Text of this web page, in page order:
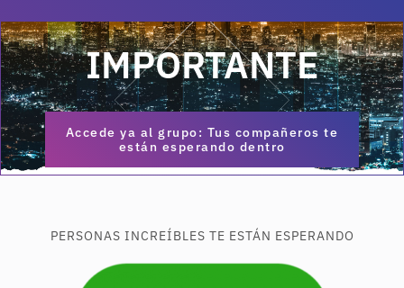
IMPORTANTE
Accede ya al grupo: Tus compañeros te
están esperando dentro
PERSONAS INCREÍBLES TE ESTÁN ESPERANDO